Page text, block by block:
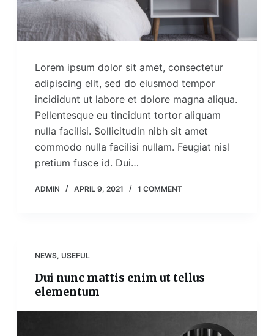
Lorem ipsum dolor sit amet, consectetur
adipiscing elit, sed do eiusmod tempor
incididunt ut labore et dolore magna aliqua.
Pellentesque eu tincidunt tortor aliquam
nulla facilisi. Sollicitudin nibh sit amet
commodo nulla facilisi nullam. Feugiat nisl
pretium fusce id. Dui…
ADMIN APRIL 9, 2021 1 COMMENT
NEWS, USEFUL
Dui nunc mattis enim ut tellus
elementum